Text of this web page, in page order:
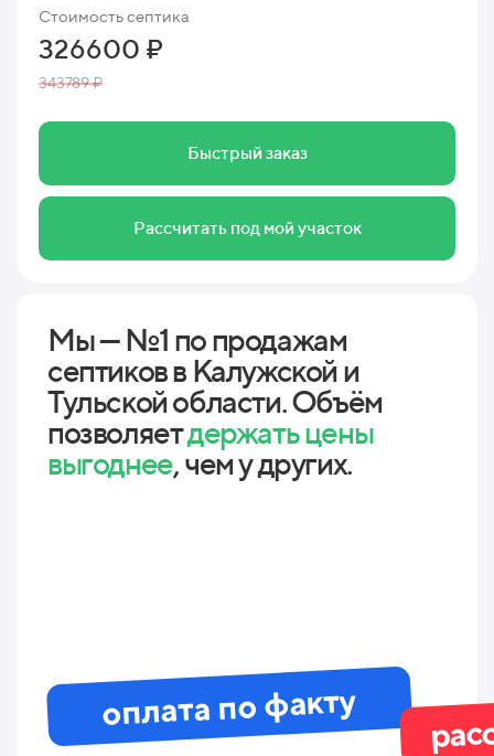
Стоимость септика
326600 ₽
343789 ₽
Быстрый заказ
Рассчитать под мой участок
Мы — №1 по продажам
септиков в Калужской и
Тульской области. Объём
позволяетдержать цены
выгоднее, чем у других.
оплата по факту